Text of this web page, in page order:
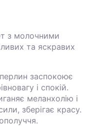
з молочними
та яскравих
заспокоює
і спокій.
меланхолію і
зберігає красу.